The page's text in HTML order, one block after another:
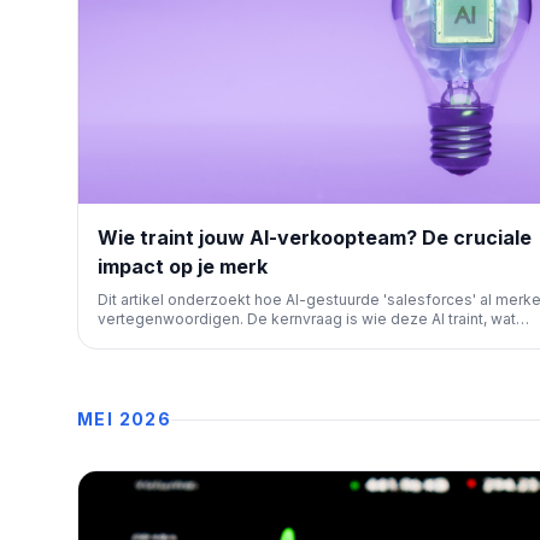
Wie traint jouw AI-verkoopteam? De cruciale
impact op je merk
Dit artikel onderzoekt hoe AI-gestuurde 'salesforces' al
vertegenwoordigen. De kernvraag is wie deze AI traint, wat
MEI 2026